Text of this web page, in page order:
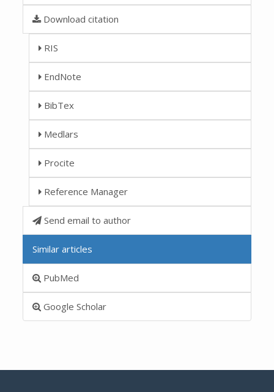
Download citation
RIS
EndNote
BibTex
Medlars
Procite
Reference Manager
Send email to author
Similar articles
PubMed
Google Scholar